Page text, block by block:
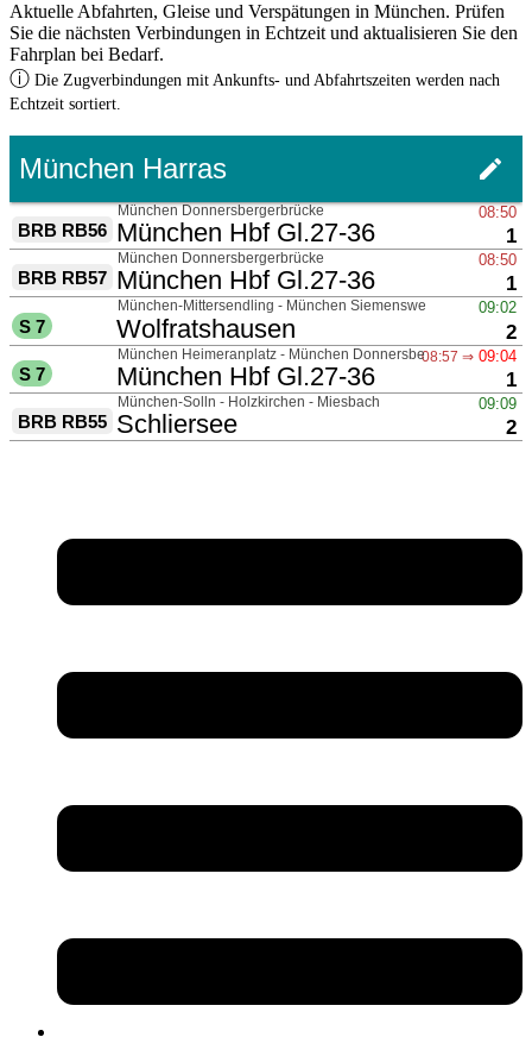
Aktuelle Abfahrten, Gleise und Verspätungen in München. Prüfen
Sie die nächsten Verbindungen in Echtzeit und aktualisieren Sie den
Fahrplan bei Bedarf.
ⓘ Die Zugverbindungen mit Ankunfts- und Abfahrtszeiten werden nach
Echtzeit sortiert.